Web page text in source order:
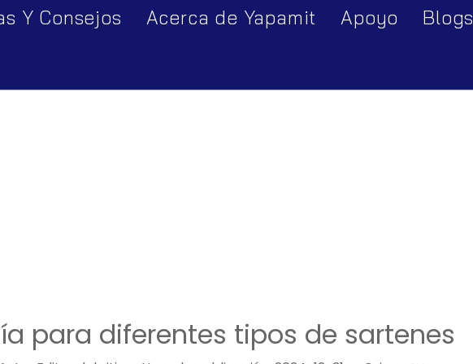
de cocina
Y Consejos Acerca de Yapamit Apoyo Blogs
para diferentes tipos de sartenes